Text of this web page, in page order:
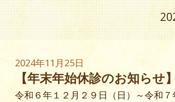
2024年11月25日
【年末年始休診のお知らせ】
令和６年１２月２９日（日）～令和